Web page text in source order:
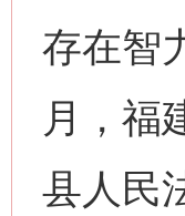
存在智
月，福
县人民